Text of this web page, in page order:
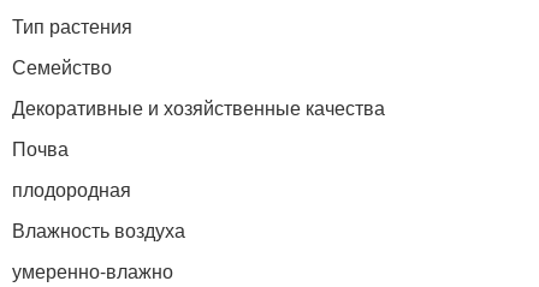
Тип растения
Семейство
Декоративные и хозяйственные качества
Почва
плодородная
Влажность воздуха
умеренно-влажно